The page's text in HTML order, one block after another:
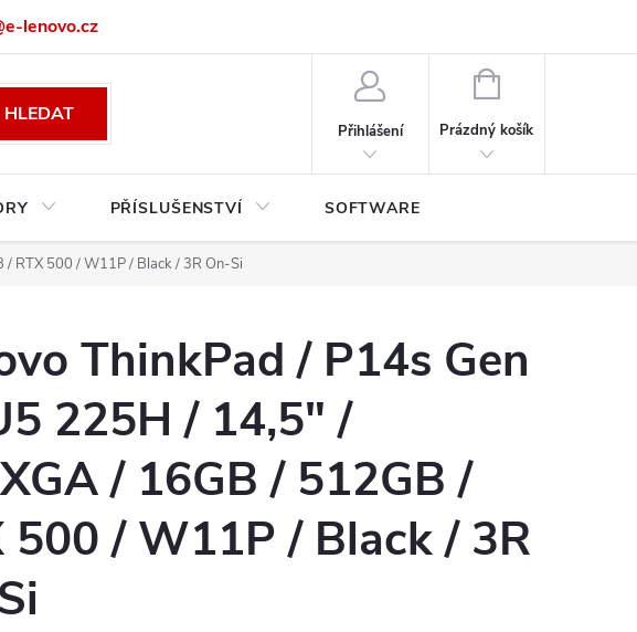
lenovo.cz
HLEDAT
Přihlášení
NÁKUPNÍ
Prázdný košík
PŘÍSLUŠENSTVÍ SOFTWARE
/ RTX 500 / W11P / Black / 3R On-Si
ThinkPad / P14s Gen
225H / 14,5" /
/ 16GB / 512GB /
500 / W11P / Black / 3R